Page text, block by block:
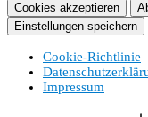
Cookies akzeptieren
Einstellungen speichern
Cookie-Richtlinie
Impressum